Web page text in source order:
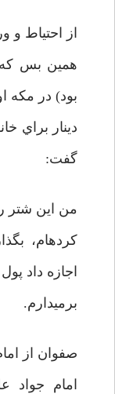
از احتياط
همين بس كه
بود) در مكه
دينار براي
گفت:
من اين شتر
كرده­ام،
اجازه داد
برمي­دارم.
صفوان از
امام جواد